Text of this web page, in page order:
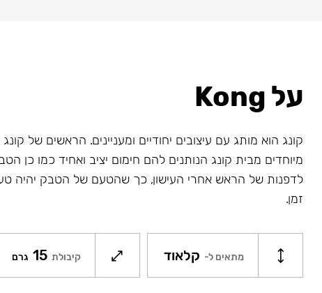
על Kong
קונג הוא מותג עם עיצובים יחודיים ומעניינים. הראשים של קונג
מיוחדים מבית קונג הנותנים להם חימום יציב ואחיד כמו כן
לדפנות של הראש אחרי העישון, כך שהטעם של הטבק יהיה
זמן.
מתאים ל- קלאוד קיבולת 15 גרם